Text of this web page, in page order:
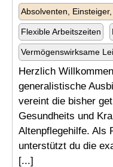
Absolventen,
Flexible Arbeitszeiten
Vermögenswirksame
Herzlich
generalistische
vereint die bisher
Gesundheits und
Altenpflegehilfe. Als
unterstützt du die
[...]